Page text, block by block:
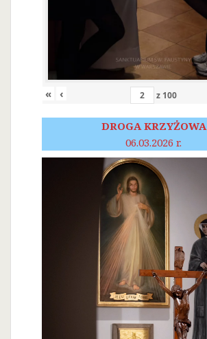
« ‹ z 100
DROGA KRZYŻOWA
06.03.2026 r.